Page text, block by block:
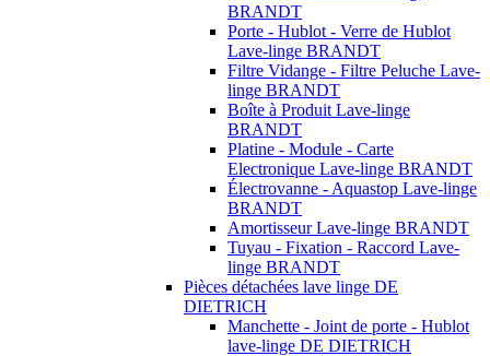
BRANDT
Porte - Hublot - Verre de Hublot
Lave-linge BRANDT
Filtre Vidange - Filtre Peluche Lave-
linge BRANDT
Boîte à Produit Lave-linge
BRANDT
Platine - Module - Carte
Electronique Lave-linge BRANDT
Électrovanne - Aquastop Lave-linge
BRANDT
Amortisseur Lave-linge BRANDT
Tuyau - Fixation - Raccord Lave-
linge BRANDT
Pièces détachées lave linge DE
DIETRICH
Manchette - Joint de porte - Hublot
lave-linge DE DIETRICH